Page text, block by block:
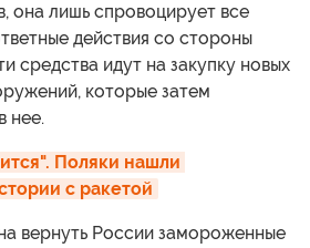
она лишь спровоцирует все
действия со стороны
средства идут на закупку новых
которые затем
нее.
Поляки нашли
с ракетой
вернуть России замороженные